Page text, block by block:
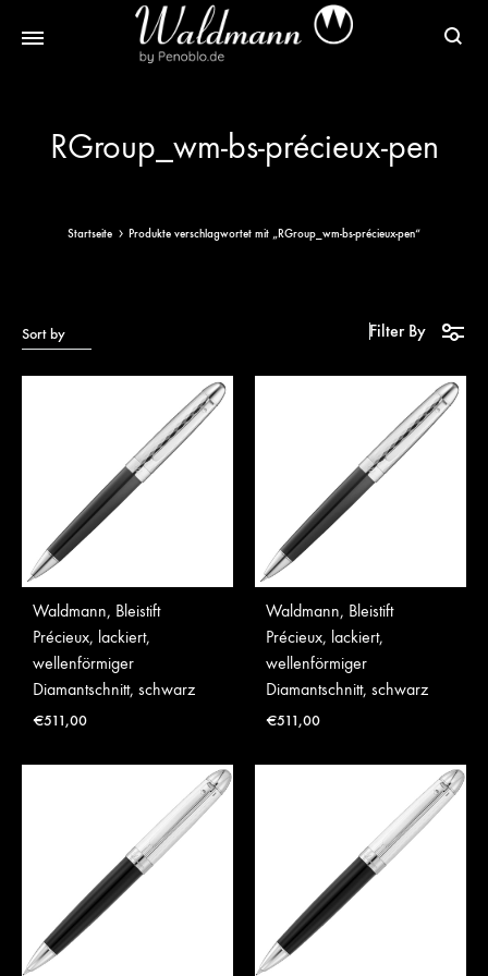
|
Schreibgeräte
Sterlingsilber
Gravur
&
RGroup_wm-bs-précieux-pen
Startseite Produkte verschlagwortet mit „RGroup_wm-bs-précieux-pen“
Sort by Filter By
Waldmann, Bleistift
Précieux, lackiert,
wellenförmiger
Diamantschnitt, schwarz
€511,00
Waldmann, Bleistift
Précieux, lackiert,
wellenförmiger
Diamantschnitt, schwarz
€511,00